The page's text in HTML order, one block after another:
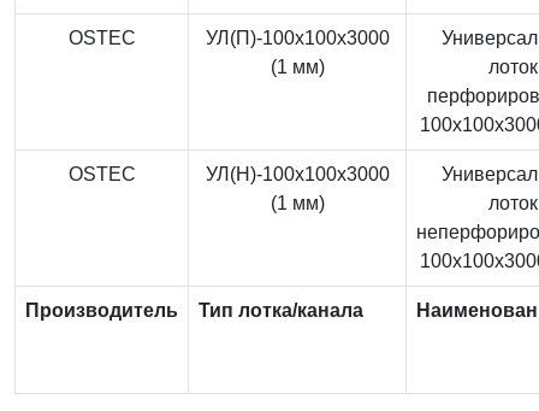
OSTEC
УЛ(П)-100x100x3000
(1 мм)
лоток
OSTEC
УЛ(Н)-100x100x3000
(1 мм)
лоток
Производитель Тип лотка/канала